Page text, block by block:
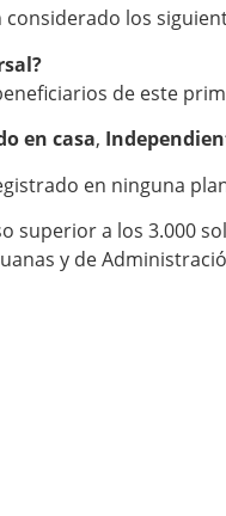
los
de este
en casa,
en ninguna
superior a los 3.000
y de